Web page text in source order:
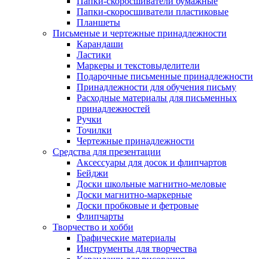
Папки-скоросшиватели пластиковые
Планшеты
Письменые и чертежные принадлежности
Карандаши
Ластики
Маркеры и текстовыделители
Подарочные письменные принадлежности
Принадлежности для обучения письму
Расходные материалы для письменных
принадлежностей
Ручки
Точилки
Чертежные принадлежности
Средства для презентации
Аксессуары для досок и флипчартов
Бейджи
Доски школьные магнитно-меловые
Доски магнитно-маркерные
Доски пробковые и фетровые
Флипчарты
Творчество и хобби
Графические материалы
Инструменты для творчества